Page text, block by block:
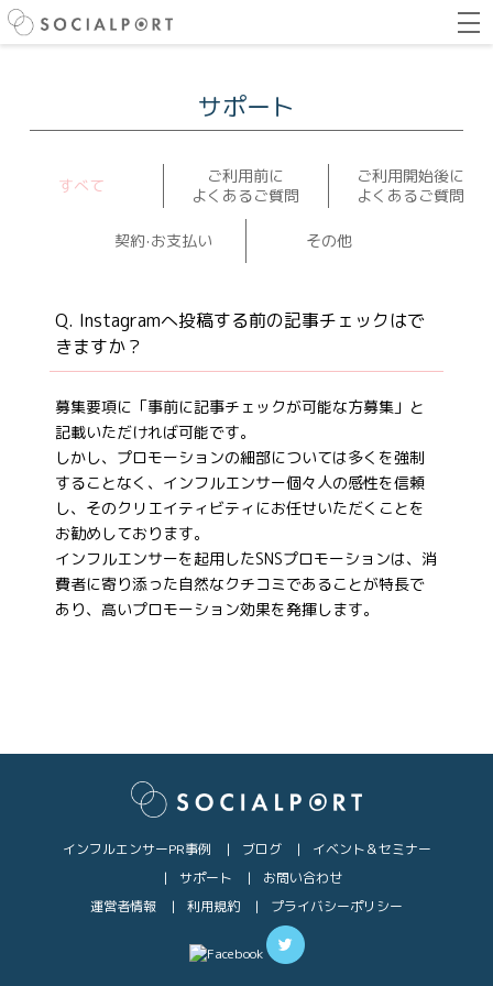
サポート
すべて
ご利用前に
よくあるご質問
ご利用開始後に
よくあるご質問
契約‧お支払い その他
Instagramへ投稿する前の記事チェックはで
きますか？
募集要項に「事前に記事チェックが可能な方募集」と
記載いただければ可能です。
しかし、プロモーションの細部については多くを強制
することなく、インフルエンサー個々人の感性を信頼
し、そのクリエイティビティにお任せいただくことを
お勧めしております。
インフルエンサーを起用したSNSプロモーションは、消
費者に寄り添った自然なクチコミであることが特長で
あり、高いプロモーション効果を発揮します。
インフルエンサーPR事例 ブログ
イベント＆セミナー
サポート
お問い合わせ
運営者情報
利用規約 プライバシーポリシー